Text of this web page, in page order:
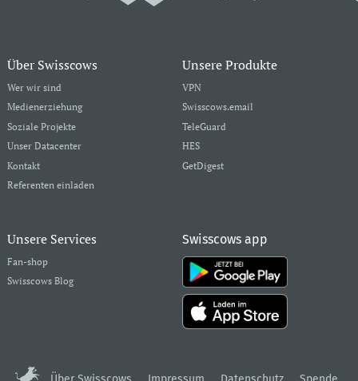
Über Swisscows
Wer wir sind
Medienerziehung
Soziale Projekte
Unser Datacenter
Kontakt
Referenten einladen
Unsere Produkte
VPN
Swisscows.email
TeleGuard
HES
GetDigest
Unsere Services
Fan-shop
Swisscows Blog
Swisscows app